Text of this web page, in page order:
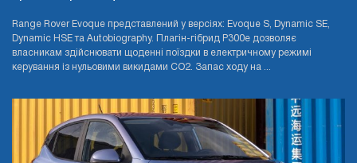
Range Rover Evoque представлений у версіях: Evoque S, Dynamic SE,
Dynamic HSE та Autobiography. Плагін-гібрид P300e дозволяє
власникам здійснювати щоденні поїздки в електричному режимі
керування із нульовими викидами CO2. Запас ходу на ...